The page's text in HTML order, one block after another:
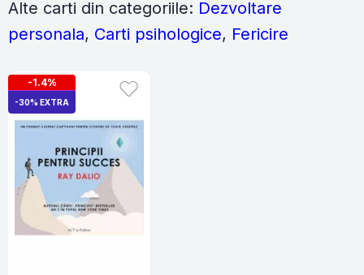
Alte carti din categoriile: Dezvoltare
personala, Carti psihologice, Fericire
-1.4%
-30% EXTRA